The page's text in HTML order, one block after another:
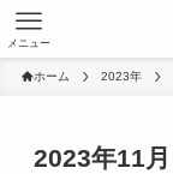
メニュー
ホーム 2023年
2023年11月